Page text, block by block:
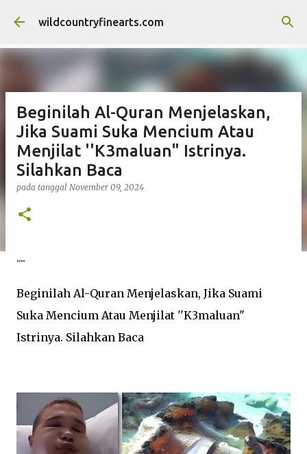
Langsung ke konten utama
wildcountryfinearts.com
Beginilah Al-Quran Menjelaskan,
Jika Suami Suka Mencium Atau
Menjilat ''K3maluan" Istrinya.
Silahkan Baca
pada tanggal November 09, 2024
....
Beginilah Al-Quran Menjelaskan, Jika Suami
Suka Mencium Atau Menjilat ''K3maluan"
Istrinya. Silahkan Baca